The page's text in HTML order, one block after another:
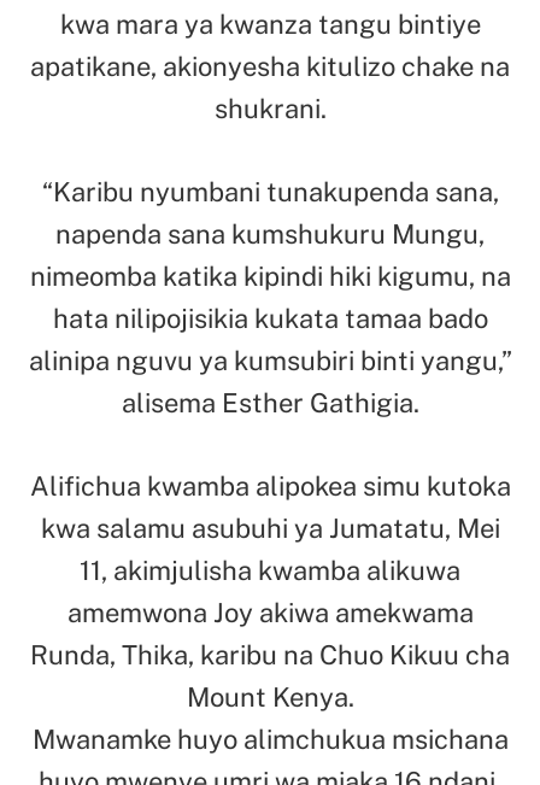
kwa mara ya kwanza tangu bintiye
apatikane, akionyesha kitulizo chake na
shukrani.
“Karibu nyumbani tunakupenda sana,
napenda sana kumshukuru Mungu,
nimeomba katika kipindi hiki kigumu, na
hata nilipojisikia kukata tamaa bado
alinipa nguvu ya kumsubiri binti yangu,”
alisema Esther Gathigia.
Alifichua kwamba alipokea simu kutoka
kwa salamu asubuhi ya Jumatatu, Mei
11, akimjulisha kwamba alikuwa
amemwona Joy akiwa amekwama
Runda, Thika, karibu na Chuo Kikuu cha
Mount Kenya.
Mwanamke huyo alimchukua msichana